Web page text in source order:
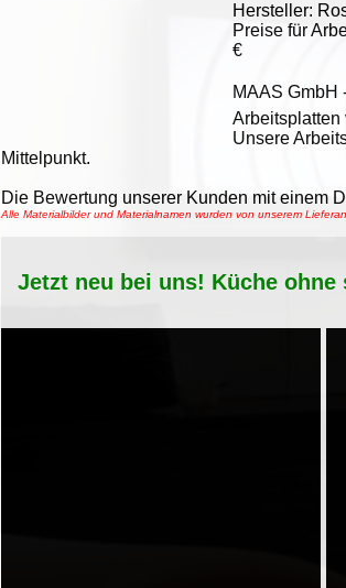
Hersteller:
Preise für
€
MAAS GmbH
Arbeitsplatten
Unsere
Mittelpunkt.
Die Bewertung unserer Kunden mit einem
Alle Materialbilder und Materialnamen wurden von unserem
Jetzt neu bei uns! Küche